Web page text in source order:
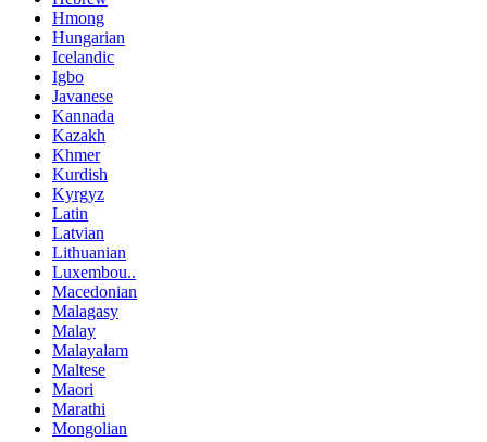
Hmong
Hungarian
Icelandic
Igbo
Javanese
Kannada
Kazakh
Khmer
Kurdish
Kyrgyz
Latin
Latvian
Lithuanian
Luxembou..
Macedonian
Malagasy
Malay
Malayalam
Maltese
Maori
Marathi
Mongolian